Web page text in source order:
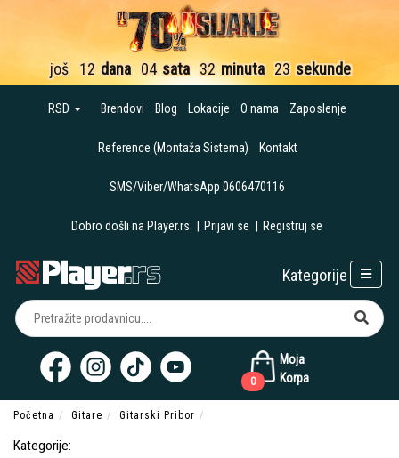
još 12 dana 04 sata 32 minuta 21 sekund
RSD Brendovi Blog Lokacije O nama Zaposlenje
Reference (Montaža Sistema) Kontakt
SMS/Viber/WhatsApp 0606470116
Dobro došli na Player.rs Prijavi se Registruj se
Moja
Korpa
0
Kategorije
Početna Gitare Gitarski Pribor
Kategorije: